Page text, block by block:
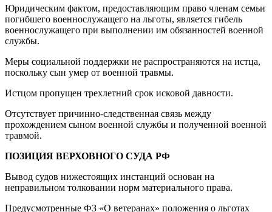
Юридическим фактом, предоставляющим право членам семьи
погибшего военнослужащего на льготы, является гибель
военнослужащего при выполнении им обязанностей военной
службы.
Меры социальной поддержки не распространяются на истца,
поскольку сын умер от военной травмы.
Истцом пропущен трехлетний срок исковой давности.
Отсутствует причинно-следственная связь между
прохождением сыном военной службы и полученной военной
травмой.
ПОЗИЦИЯ ВЕРХОВНОГО СУДА РФ
Вывод судов нижестоящих инстанций основан на
неправильном толковании норм материального права.
Предусмотренные ФЗ «О ветеранах» положения о льготах